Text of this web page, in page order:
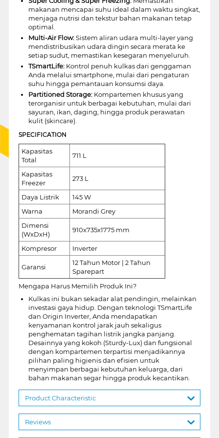
makanan mencapai suhu ideal dalam waktu singkat,
menjaga nutrisi dan tekstur bahan makanan tetap
optimal.
Multi-Air Flow:Sistem aliran udara multi-layer yang
mendistribusikan udara dingin secara merata ke
setiap sudut, memastikan kesegaran menyeluruh.
TSmartLife:Kontrol penuh kulkas dari genggaman
Anda melalui smartphone, mulai dari pengaturan
suhu hingga pemantauan konsumsi daya.
Partitioned Storage:Kompartemen khusus yang
terorganisir untuk berbagai kebutuhan, mulai dari
sayuran, ikan, daging, hingga produk perawatan
kulit (skincare).
SPECIFICATION
Kapasitas
Total
711 L
Kapasitas
Freezer
273 L
Daya Listrik
145 W
Warna
Morandi Grey
Dimensi
(WxDxH)
910x735x1775 mm
Kompresor Inverter
Garansi
12 Tahun Motor | 2 Tahun
Sparepart
Mengapa Harus Memilih Produk Ini?
Kulkas ini bukan sekadar alat pendingin, melainkan
investasi gaya hidup. Dengan teknologi TSmartLife
dan Origin Inverter, Anda mendapatkan
kenyamanan kontrol jarak jauh sekaligus
penghematan tagihan listrik jangka panjang.
Desainnya yang kokoh (Sturdy-Lux) dan fungsional
dengan kompartemen terpartisi menjadikannya
pilihan paling higienis dan efisien untuk
menyimpan berbagai kebutuhan keluarga, dari
bahan makanan segar hingga produk kecantikan.
Product Characteristic
Reviews